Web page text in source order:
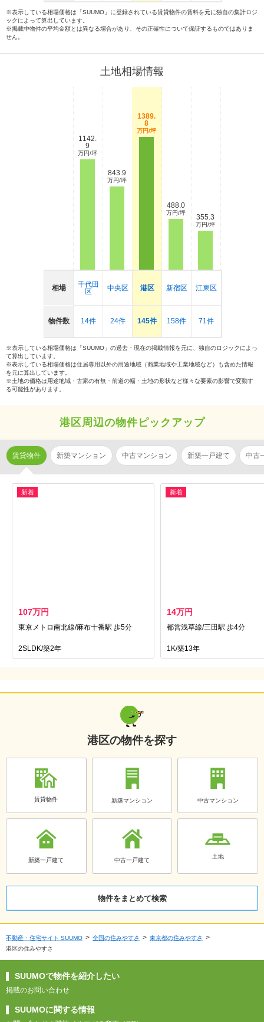
※表示している相場価格は「SUUMO」に登録されている賃貸物件の賃料を元に独自の集計ロジ
ックによって算出しています。
※掲載中物件の平均金額とは異なる場合があり、その正確性について保証するものではありま
せん。
土地相場情報
相場
物件数
1142.
9
万円/坪
千代田
区
14件
843.9
万円/坪
中央区
24件
1389.
8
万円/坪
港区
145件
488.0
万円/坪
新宿区
158件
355.3
万円/坪
江東区
71件
※表示している相場価格は「SUUMO」の過去・現在の掲載情報を元に、独自のロジックによっ
て算出しています。
※表示している相場価格は住居専用以外の用途地域（商業地域や工業地域など）も含めた情報
を元に算出しています。
※土地の価格は用途地域・古家の有無・前道の幅・土地の形状など様々な要素の影響で変動す
る可能性があります。
港区周辺の物件ピックアップ
賃貸物件 新築マンション 中古マンション 新築一戸建て 中古
新着
107万円
東京メトロ南北線/麻布十番駅 歩5分
2SLDK/築2年
新着
14万円
都営浅草線/三田駅 歩4分
1K/築13年
港区の物件を探す
賃貸物件 新築マンション 中古マンション
新築一戸建て 中古一戸建て
土地
物件をまとめて検索
不動産・住宅サイト SUUMO 全国の住みやすさ
東京都の住みやすさ
港区の住みやすさ
SUUMOで物件を紹介したい
掲載のお問い合わせ
SUUMOに関する情報